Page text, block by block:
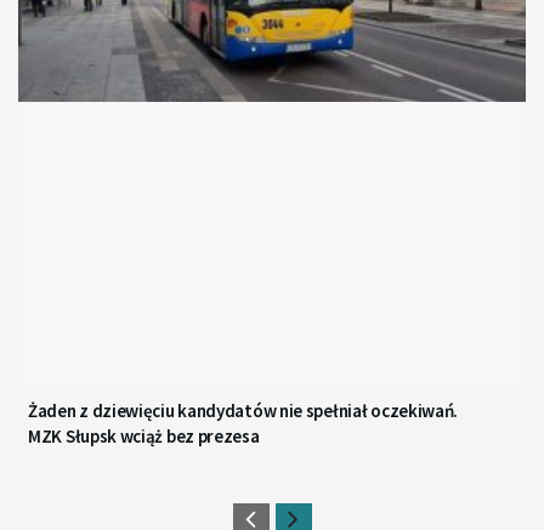
Żaden z dziewięciu kandydatów nie spełniał oczekiwań.
MZK Słupsk wciąż bez prezesa